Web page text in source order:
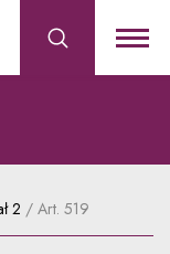
2 / Art. 519